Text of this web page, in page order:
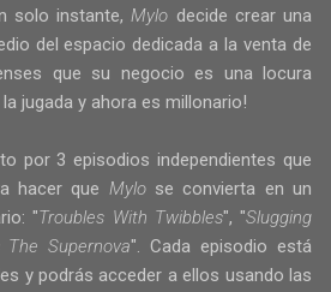
solo instante,Mylo decide crear una
del espacio dedicada a la venta de
que su negocio es una locura
jugada y ahora es millonario!
por 3 episodios independientes que
hacer que Mylo se convierta en un
"Troubles With Twibbles", "Slugging
The Supernova". Cada episodio está
y podrás acceder a ellos usando las